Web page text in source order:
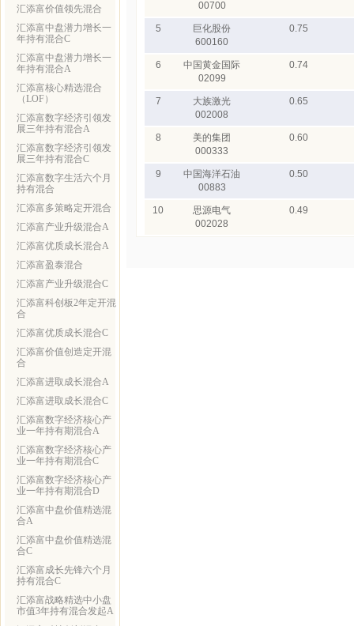
汇添富价值领先混合
汇添富中盘潜力增长一
年持有混合C
汇添富中盘潜力增长一
年持有混合A
汇添富核心精选混合
（LOF）
汇添富数字经济引领发
展三年持有混合A
汇添富数字经济引领发
展三年持有混合C
汇添富数字生活六个月
持有混合
汇添富多策略定开混合
汇添富产业升级混合A
汇添富优质成长混合A
汇添富盈泰混合
汇添富产业升级混合C
汇添富科创板2年定开混
合
汇添富优质成长混合C
汇添富价值创造定开混
合
汇添富进取成长混合A
汇添富进取成长混合C
汇添富数字经济核心产
业一年持有期混合A
汇添富数字经济核心产
业一年持有期混合C
汇添富数字经济核心产
业一年持有期混合D
汇添富中盘价值精选混
合A
汇添富中盘价值精选混
合C
汇添富成长先锋六个月
持有混合C
汇添富战略精选中小盘
市值3年持有混合发起A
00700
5
巨化股份
600160
0.75
6
中国黄金国际
02099
0.74
7
大族激光
002008
0.65
8
美的集团
000333
0.60
9
中国海洋石油
00883
0.50
10
思源电气
002028
0.49